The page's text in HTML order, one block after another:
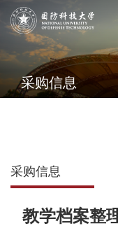
采购信息
采购信息
教学档案整